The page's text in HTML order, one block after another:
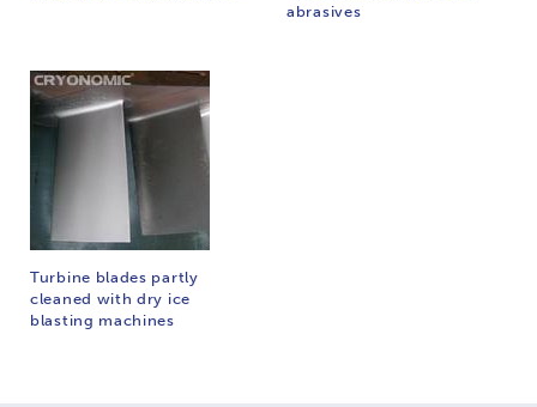
abrasives
Turbine blades partly
cleaned with dry ice
blasting machines